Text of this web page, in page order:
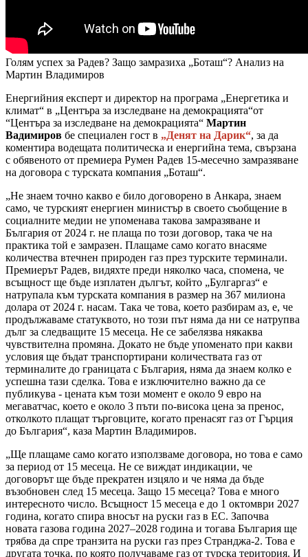
Голям успех за Радев? Защо замразиха „Боташ“? Анализ на
Мартин Владимиров
Енергийния експерт и директор на програма „Енергетика и
климат“ в „Центъра за изследване на демокрацията“от
“Центъра за изследване на демокрацията“ Мартин
Вадимиров бе специален гост в „Денят на Дарик“, за да
коментира водещата политическа и енергийна тема, свързана
с обявеното от премиера Румен Радев 15-месечно замразяване
на договора с турската компания „Боташ“.
„Не знаем точно какво е било договорено в Анкара, знаем
само, че турският енергиен министър в своето съобщение в
социалните медии не упоменава такова замразяване и
България от 2024 г. не плаща по този договор, така че на
практика той е замразен. Плащаме само когато внасяме
количества втечнен природен газ през турските терминали.
Премиерът Радев, видяхте преди няколко часа, спомена, че
всъщност ще бъде изплатен дългът, който „Булгаргаз“ е
натрупала към турската компания в размер на 367 милиона
долара от 2024 г. насам. Така че това, което разбирам аз, е, че
продължаваме статуквото, но този път няма да ни се натрупва
дълг за следващите 15 месеца. Не се забелязва някаква
чувствителна промяна. Докато не бъде упоменато при какви
условия ще бъдат транспортирани количествата газ от
терминалите до границата с България, няма да знаем колко е
успешна тази сделка. Това е изключително важно да се
публикува - цената към този момент е около 9 евро на
мегаватчас, което е около 3 пъти по-висока цена за пренос,
отколкото плащат търговците, когато пренасят газ от Гърция
до България“, каза Мартин Владимиров.
„Ще плащаме само когато използваме договора, но това е само
за период от 15 месеца. Не се виждат индикации, че
договорът ще бъде прекратен изцяло и че няма да бъде
възобновен след 15 месеца. Защо 15 месеца? Това е много
интересното число. Всъщност 15 месеца е до 1 октомври 2027
година, когато спира вносът на руски газ в ЕС. Започва
новата газова година 2027–2028 година и тогава България ще
трябва да спре транзита на руски газ през Странджа-2. Това е
другата точка, по която получаваме газ от турска територия. И